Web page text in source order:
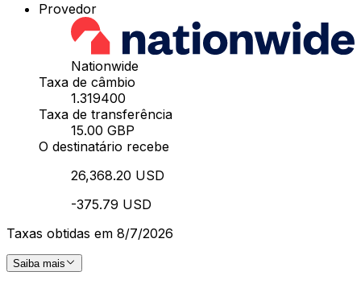
Provedor
Nationwide
Taxa de câmbio
1.319400
Taxa de transferência
15.00 GBP
O destinatário recebe
26,368.20 USD
-375.79 USD
Taxas obtidas em 8/7/2026
Saiba mais